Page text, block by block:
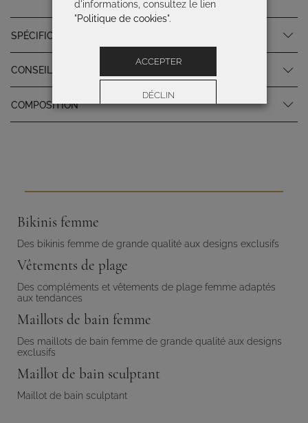
SPÉCIFICATIONS DU PRODUIT
CONSEILS D'ENTRETIEN
COMPOSITION
Bikinis femme
Des bikinis femme de grande qualité aux designs exclusifs
Vêtements de plage
Des compléments et vêtements de plage femme adaptés
aux tendances
Maillots de bain femme
Des maillots de bain femme de grande qualité aux designs
exclusifs
Maillot de bain sculptant
Maillot de bain sculptant
d'informations, consultez le lien
"Politique de cookies".
ACCEPTER
DÉCLIN